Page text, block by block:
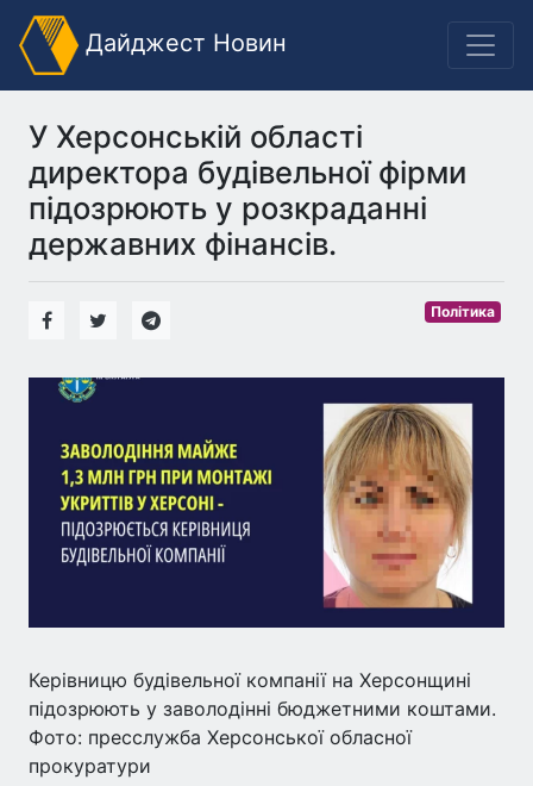
Дайджест Новин
У Херсонській області
директора будівельної фірми
підозрюють у розкраданні
державних фінансів.
Політика
Керівницю будівельної компанії на Херсонщині
підозрюють у заволодінні бюджетними коштами.
Фото: пресслужба Херсонської обласної
прокуратури